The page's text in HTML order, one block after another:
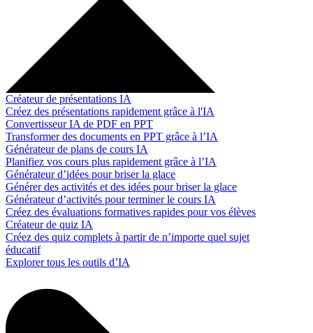
Créateur de présentations IA
Créez des présentations rapidement grâce à l'IA
Convertisseur IA de PDF en PPT
Transformer des documents en PPT grâce à l’IA
Générateur de plans de cours IA
Planifiez vos cours plus rapidement grâce à l’IA
Générateur d’idées pour briser la glace
Générer des activités et des idées pour briser la glace
Générateur d’activités pour terminer le cours IA
Créez des évaluations formatives rapides pour vos élèves
Créateur de quiz IA
Créez des quiz complets à partir de n’importe quel sujet
éducatif
Explorer tous les outils d’IA